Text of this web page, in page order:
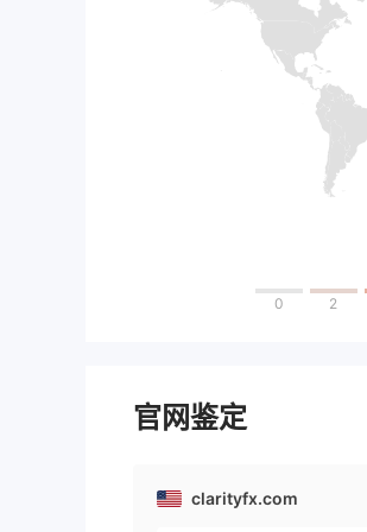
0 2
官网鉴定
clarityfx.com